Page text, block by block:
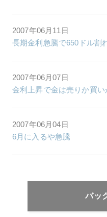
2007年06月11日
長期金利急騰で650ドル割
2007年06月07日
金利上昇で金は売りか買い
2007年06月04日
6月に入るや急騰
バッ